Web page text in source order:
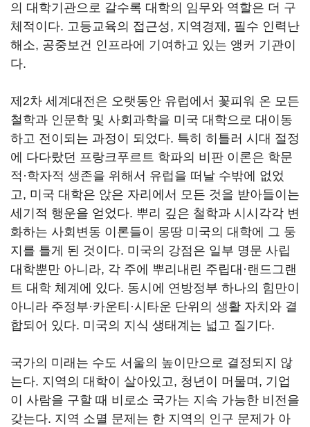
의 대학기관으로 갈수록 대학의 임무와 역할은 더 구
체적이다. 고등교육의 접근성, 지역경제, 필수 인력난
해소, 공중보건 인프라에 기여하고 있는 앵커 기관이
다.
제2차 세계대전은 오랫동안 유럽에서 꽃피워 온 모든
철학과 인문학 및 사회과학을 미국 대학으로 대이동
하고 전이되는 과정이 되었다. 특히 히틀러 시대 절정
에 다다랐던 프랑크푸르트 학파의 비판 이론은 학문
적·학자적 생존을 위해서 유럽을 떠날 수밖에 없었
고, 미국 대학은 앉은 자리에서 모든 것을 받아들이는
세기적 행운을 얻었다. 뿌리 깊은 철학과 시시각각 변
화하는 사회변동 이론들이 몽땅 미국의 대학에 그 둥
지를 틀게 된 것이다. 미국의 강점은 일부 명문 사립
대학뿐만 아니라, 각 주에 뿌리내린 주립대·랜드그랜
트 대학 체계에 있다. 동시에 연방정부 하나의 힘만이
아니라 주정부·카운티·시타운 단위의 생활 자치와 결
합되어 있다. 미국의 지식 생태계는 넓고 질기다.
국가의 미래는 수도 서울의 높이만으로 결정되지 않
는다. 지역의 대학이 살아있고, 청년이 머물며, 기업
이 사람을 구할 때 비로소 국가는 지속 가능한 비전을
갖는다. 지역 소멸 문제는 한 지역의 인구 문제가 아